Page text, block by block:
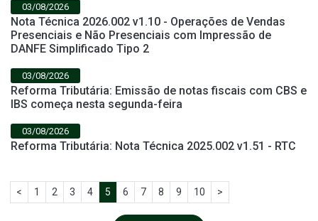
03/08/2026
Nota Técnica 2026.002 v1.10 - Operações de Vendas
Presenciais e Não Presenciais com Impressão de
DANFE Simplificado Tipo 2
03/08/2026
Reforma Tributária: Emissão de notas fiscais com CBS e
IBS começa nesta segunda-feira
03/08/2026
Reforma Tributária: Nota Técnica 2025.002 v1.51 - RTC
< 1 2 3 4 5 6 7 8 9 10 >